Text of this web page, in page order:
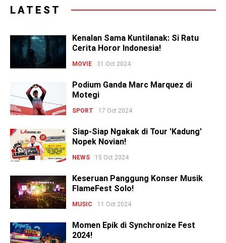
LATEST
Kenalan Sama Kuntilanak: Si Ratu
Cerita Horor Indonesia!
MOVIE 31 Oct 2024
Podium Ganda Marc Marquez di
Motegi
SPORT 17 Oct 2024
Siap-Siap Ngakak di Tour 'Kadung'
Nopek Novian!
NEWS 15 Oct 2024
Keseruan Panggung Konser Musik
FlameFest Solo!
MUSIC 11 Oct 2024
Momen Epik di Synchronize Fest
2024!